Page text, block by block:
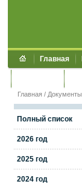
Главная
Главная / Документы
Полный список
2026 год
2025 год
2024 год